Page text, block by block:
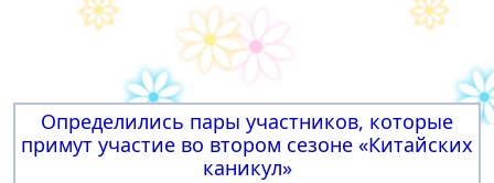
Определились пары участников, которые
примут участие во втором сезоне «Китайских
каникул»